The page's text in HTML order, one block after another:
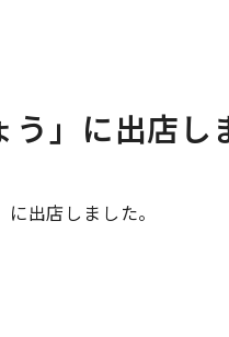
う」に出店し
出店しました。